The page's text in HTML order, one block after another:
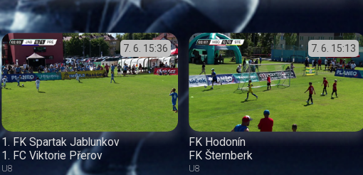
7. 6. 15:36
1. FK Spartak Jablunkov
1. FC Viktorie Přerov
U8
7. 6. 15:13
FK Hodonín
FK Šternberk
U8